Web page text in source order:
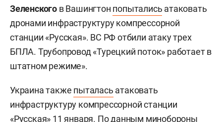
Зеленского в Вашингтон попытались атаковать
дронами инфраструктуру компрессорной
станции «Русская». ВС РФ отбили атаку трех
БПЛА. Трубопровод «Турецкий поток» работает в
штатном режиме».
Украина также пыталась атаковать
инфраструктуру компрессорной станции
«Русская» 11 января. По данным минобороны